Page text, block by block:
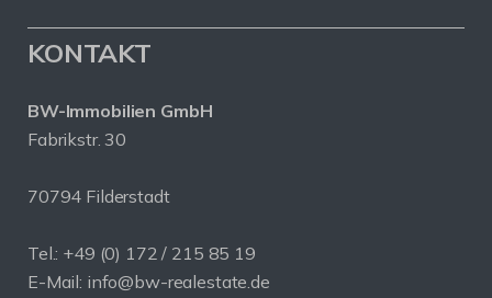
KONTAKT
BW-Immobilien GmbH
Fabrikstr. 30
70794 Filderstadt
Tel.: +49 (0) 172 / 215 85 19
E-Mail: info@bw-realestate.de